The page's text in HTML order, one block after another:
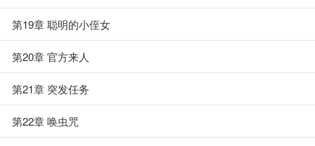
第19章 聪明的小侄女
第20章 官方来人
第21章 突发任务
第22章 唤虫咒